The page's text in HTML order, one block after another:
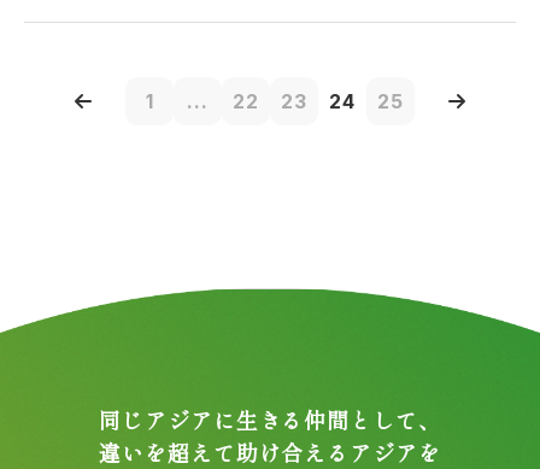
1 ... 22 23 24 25
同じアジアに生きる仲間として、
違いを超えて助け合えるアジアを